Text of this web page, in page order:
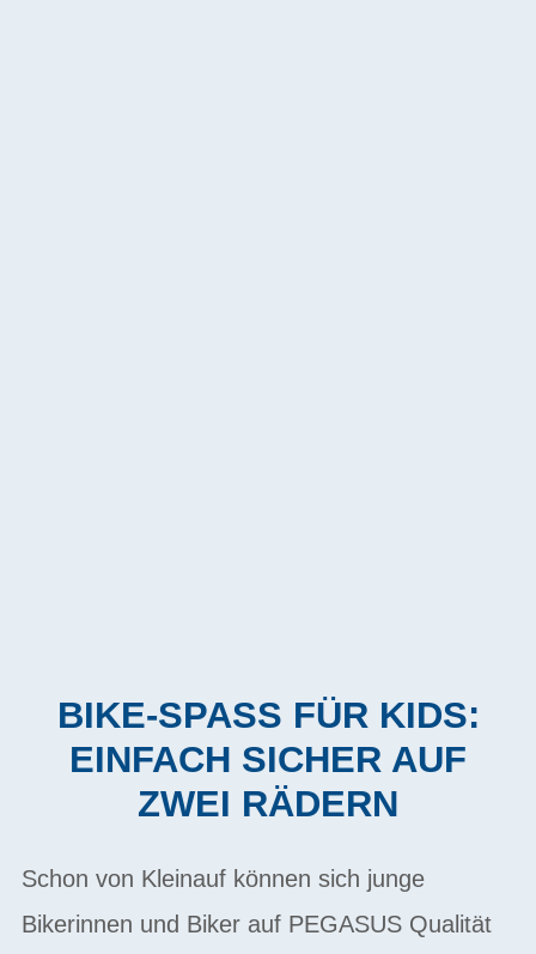
BIKE-SPASS FÜR KIDS: E
INFACH SICHER AUF Z
WEI RÄDERN
Schon von Kleinauf können sich junge
Bikerinnen und Biker auf PEGASUS Qualität